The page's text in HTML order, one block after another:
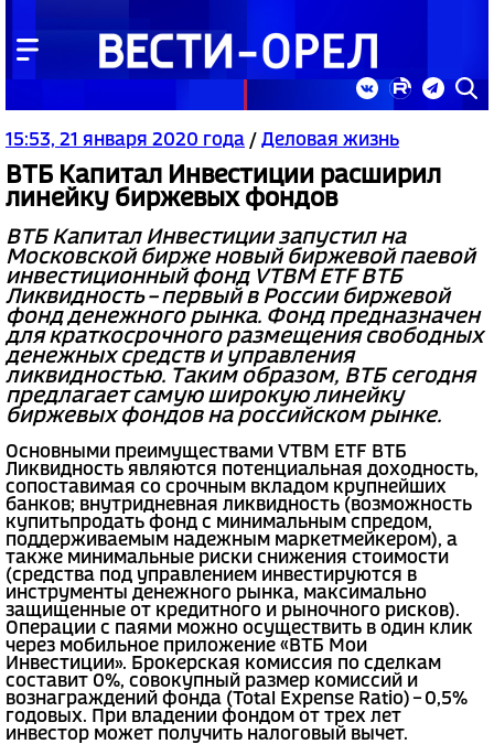
15:53, 21 января 2020 года / Деловая жизнь
ВТБ Капитал Инвестиции расширил
линейку биржевых фондов
ВТБ Капитал Инвестиции запустил на
Московской бирже новый биржевой паевой
инвестиционный фонд VTBM ETF ВТБ
Ликвидность – первый в России биржевой
фонд денежного рынка. Фонд предназначен
для краткосрочного размещения свободных
денежных средств и управления
ликвидностью. Таким образом, ВТБ сегодня
предлагает самую широкую линейку
биржевых фондов на российском рынке.
Основными преимуществами VTBM ETF ВТБ
Ликвидность являются потенциальная доходность,
сопоставимая со срочным вкладом крупнейших
банков; внутридневная ликвидность (возможность
купитьпродать фонд с минимальным спредом,
поддерживаемым надежным маркетмейкером), а
также минимальные риски снижения стоимости
(средства под управлением инвестируются в
инструменты денежного рынка, максимально
защищенные от кредитного и рыночного рисков).
Операции с паями можно осуществить в один клик
через мобильное приложение «ВТБ Мои
Инвестиции». Брокерская комиссия по сделкам
составит 0%, совокупный размер комиссий и
вознаграждений фонда (Total Expense Ratio) – 0,5%
годовых. При владении фондом от трех лет
инвестор может получить налоговый вычет.